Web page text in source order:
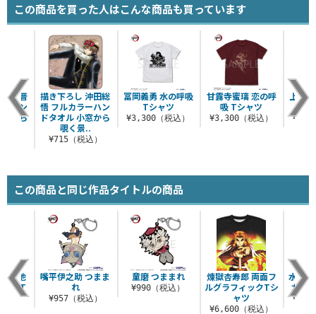
この商品を買った人はこんな商品も買っています
冨岡義勇 水の呼吸
Tシャツ
¥3,300（税込）
甘露寺蜜璃 恋の呼
吸 Tシャツ
¥3,300（税込）
上弦
杉晋
ハン
から
描き下ろし 沖田総
悟 フルカラーハン
ドタオル 小窓から
覗く景..
¥715（税込）
この商品と同じ作品タイトルの商品
童磨 つままれ
¥990（税込）
煉獄杏寿郎 両面フ
ルグラフィックTシ
ャツ
¥6,600（税込）
水柱
カラ
を他
な T
嘴平伊之助 つまま
れ
¥957（税込）